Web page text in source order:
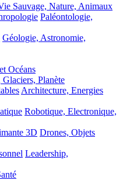
Sauvage, Nature, Animaux
Paléontologie,
Géologie, Astronomie,
Océans
Planète
Architecture, Energies
Robotique, Electronique,
3D Drones, Objets
Leadership,